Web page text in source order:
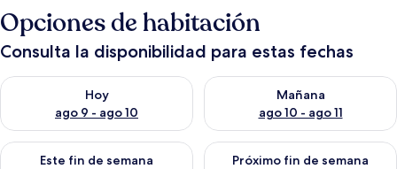
Opciones de habitación
Consulta la disponibilidad para estas fechas
Hoy
ago 9 - ago 10
Consulta la disponibilidad para hoy ago 9 - ago 10
Mañana
ago 10 - ago 11
Consulta la disponibilidad
Este fin de semana
Consulta la disponibilidad para este fin de semana ago 14 -
Próximo fin de semana
Consulta la disponibilidad